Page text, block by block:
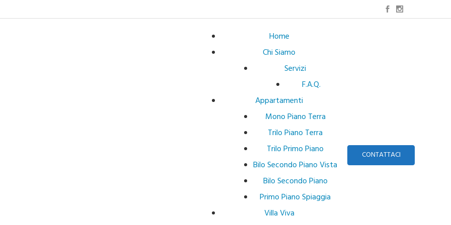
Home
Chi Siamo
Servizi
F.A.Q.
Appartamenti
Mono Piano Terra
Trilo Piano Terra
Trilo Primo Piano
Bilo Secondo Piano Vista
Bilo Secondo Piano
Primo Piano Spiaggia
Villa Viva
CONTATTACI